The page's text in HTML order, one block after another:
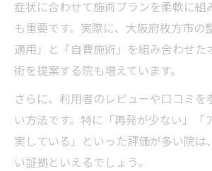
整骨院保険適用のおすすめ情
整骨院で実践できる再発防
整骨院の骨盤矯正が再発予
整骨院と整体院の併用による
症状に合わせて施術プランを柔軟に組
も重要です。実際に、大阪府枚方市の
適用」と「自費施術」を組み合わせた
術を提案する院も増えています。
さらに、利用者のレビューや口コミを
い方法です。特に「再発が少ない」「
実している」といった評価が多い院は
い証拠といえるでしょう。